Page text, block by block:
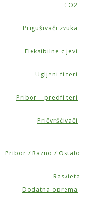
CO2
Prigušivači zvuka
Fleksibilne cijevi
Ugljeni filteri
Pribor – predfilteri
Pričvršćivači
Pribor / Razno / Ostalo
Rasvjeta
Dodatna oprema